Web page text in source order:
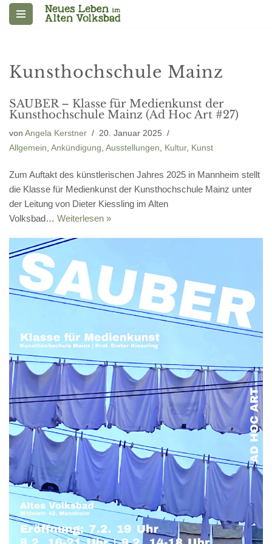
Kunsthochschule Mainz
SAUBER – Klasse für Medienkunst der
Kunsthochschule Mainz (Ad Hoc Art #27)
von Angela Kerstner
20. Januar 2025
Allgemein, Ankündigung, Ausstellungen, Kultur, Kunst
Zum Auftakt des künstlerischen Jahres 2025 in Mannheim stellt
die Klasse für Medienkunst der Kunsthochschule Mainz unter
der Leitung von Dieter Kiessling im Alten
Volksbad… Weiterlesen »